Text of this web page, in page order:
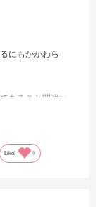
にもかかわら
あること間違い
Like! 0